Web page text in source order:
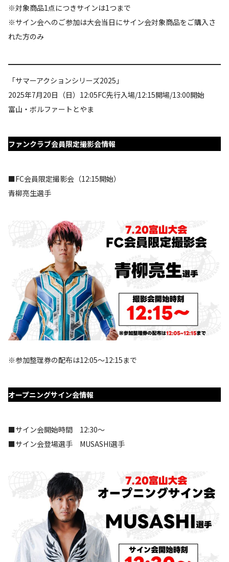
※対象商品1点につきサインは1つまで
※サイン会へのご参加は大会当日にサイン会対象商品をご購入さ
れた方のみ
「サマーアクションシリーズ2025」
2025年7月20日（日）12:05FC先行入場/12:15開場/13:00開始
富山・ボルファートとやま
ファンクラブ会員限定撮影会情報
■FC会員限定撮影会（12:15開始）
青柳亮生選手
※参加整理券の配布は12:05～12:15まで
オープニングサイン会情報
■サイン会開始時間 12:30～
■サイン会登場選手 MUSASHI選手